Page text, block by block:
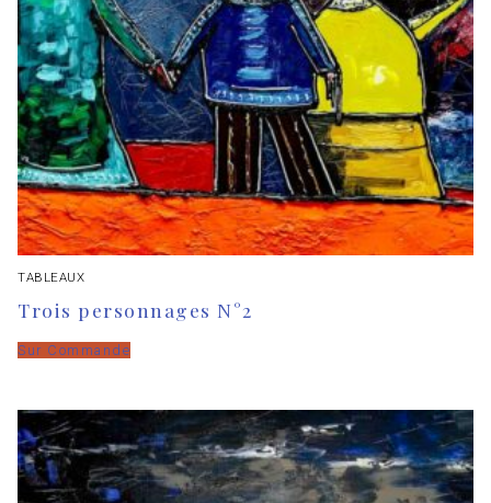
TABLEAUX
Trois personnages N°2
Sur Commande